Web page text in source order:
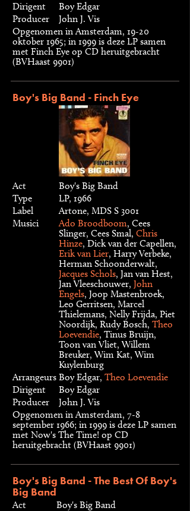
Dirigent
Boy Edgar
Producer
John J. Vis
Opgenomen in Amsterdam, 19-20
oktober 1965; in 1999 is deze LP samen
met Finch Eye op CD heruitgebracht
(BVHaast 9901)
Boy's Big Band - Finch Eye
Act
Boy's Big Band
Type
LP, 1966
Label
Artone, MDS S 3001
Musici
Ado Broodboom, Cees
Slinger, Cees Smal, Chris
Hinze, Dick van der Capellen,
Erik van Lier, Harry Verbeke,
Herman Schoonderwalt,
Jacques Schols, Jan van Hest,
Jan Vleeschouwer, John
Engels, Joop Mastenbroek,
Leo Gerritsen, Marcel
Thielemans, Nelly Frijda, Piet
Noordijk, Rudy Bosch, Theo
Loevendie, Tinus Bruijn,
Toon van Vliet, Willem
Breuker, Wim Kat, Wim
Kuylenburg
Arrangeurs Boy Edgar, Theo Loevendie
Dirigent
Boy Edgar
Producer
John J. Vis
Opgenomen in Amsterdam, 7-8
september 1966; in 1999 is deze LP samen
met Now's The Time! op CD
heruitgebracht (BVHaast 9901)
Boy's Big Band - The Best Of Boy's
Big Band
Act
Boy's Big Band